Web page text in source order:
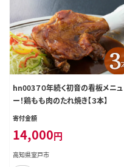
hn003７０年続く初音の看板メニュ
ー！鶏もも肉のたれ焼き【３本】
寄付金額
14,000円
高知県室戸市